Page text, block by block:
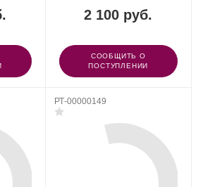
2 100 руб.
СООБЩИТЬ О
ПОСТУПЛЕНИИ
РТ-00000149